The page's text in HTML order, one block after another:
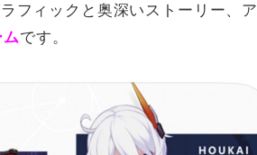
フィックと奥深いストーリー、ア
です。